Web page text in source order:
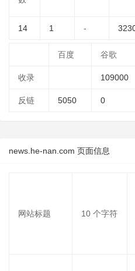
14 1 -
百度 谷歌
收录 109000
反链 5050 0
news.he-nan.com 页面信息
网站标题 10 个字符